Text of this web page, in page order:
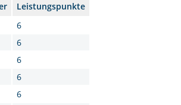
Leistungspunkte
6
6
6
6
6